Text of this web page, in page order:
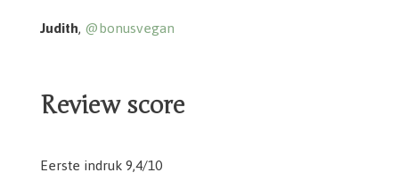
Judith,@bonusvegan
Review score
Eerste indruk 9,4/10